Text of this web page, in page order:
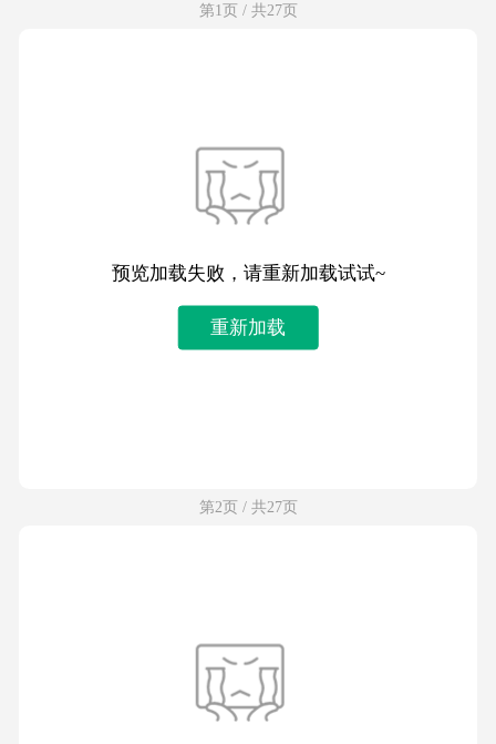
第1页 / 共27页
预览加载失败，请重新加载试试~
重新加载
第2页 / 共27页